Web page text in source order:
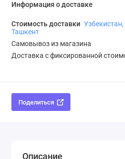
Информация о доставке
Стоимость доставки
Ташкент
Самовывоз из магазина
Доставка с фиксированной
Поделиться
Описание